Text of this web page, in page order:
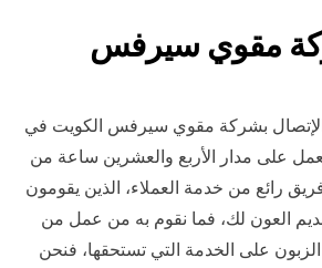
مقوي سيرفس
بشركة مقوي سيرفس الكويت في
على مدار الأربع والعشرين ساعة من
رائع من خدمة العملاء، الذين يقومون
العون لك، فما نقوم به من عمل من
على الخدمة التي تستحقها، فنحن